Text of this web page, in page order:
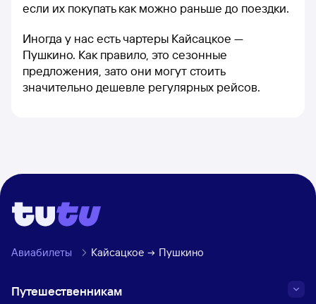
если их покупать как можно раньше до поездки.
Иногда у нас есть чартеры Кайсацкое —
Пушкино. Как правило, это сезонные
предложения, зато они могут стоить
значительно дешевле регулярных рейсов.
Авиабилеты Кайсацкое Пушкино
Путешественникам